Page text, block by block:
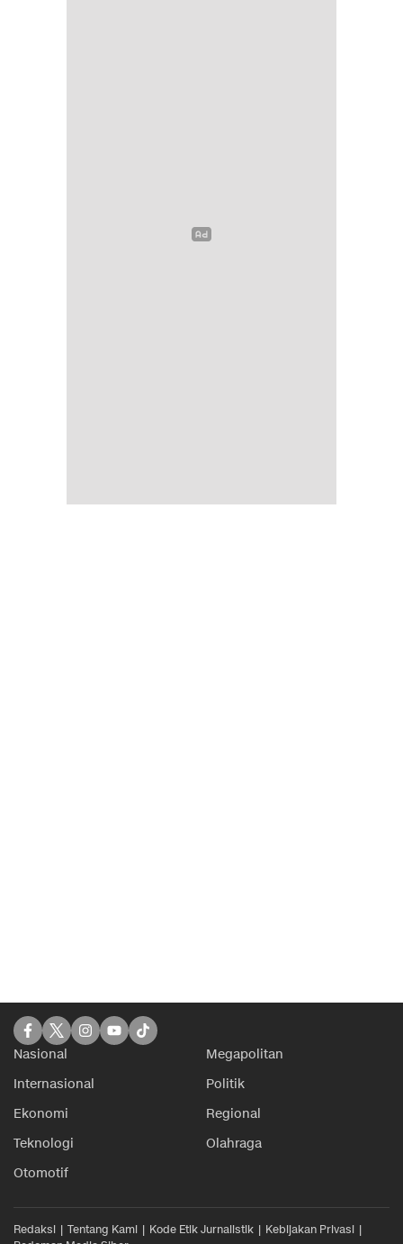
Nasional
Megapolitan
Internasional
Politik
Ekonomi
Regional
Teknologi
Olahraga
Otomotif
Redaksi Tentang Kami Kode Etik Jurnalistik
Kebijakan Privasi